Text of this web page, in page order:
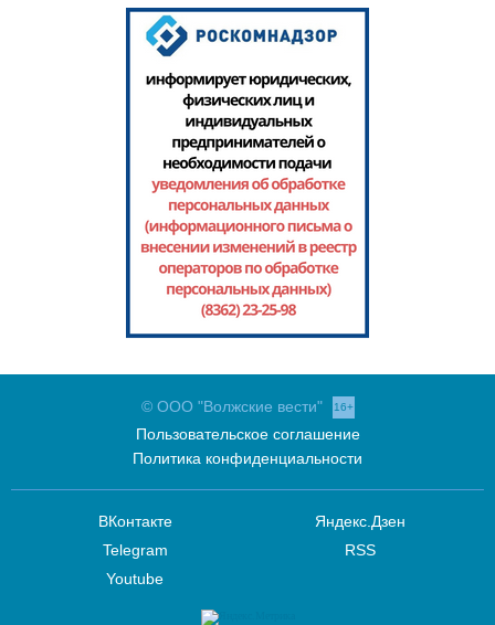
© ООО "Волжские вести" 16+
Пользовательское соглашение
Политика конфиденциальности
ВКонтакте
Telegram
Youtube
Яндекс.Дзен
RSS